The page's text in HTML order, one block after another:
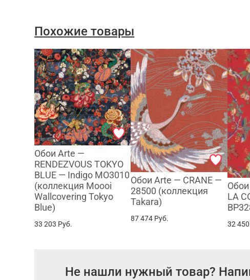
Похожие товары
Обои Arte —
RENDEZVOUS TOKYO
BLUE — Indigo MO3010
(коллекция Moooi
Wallcovering Tokyo
Blue)
33 203 Руб.
Обои Arte — CRANE —
28500 (коллекция
Takara)
87 474 Руб.
LA
32 450
Не нашли нужный товар?